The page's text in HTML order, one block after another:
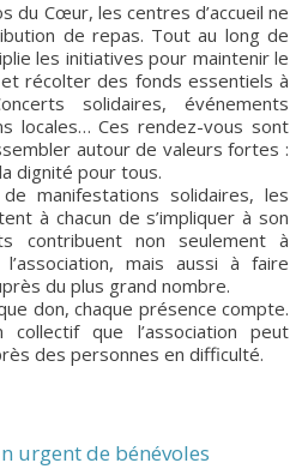
du Cœur, les centres d’accueil ne
de repas. Tout au long de
les initiatives pour maintenir le
récolter des fonds essentiels à
solidaires, événements
locales… Ces rendez-vous sont
autour de valeurs fortes :
dignité pour tous.
manifestations solidaires, les
à chacun de s’impliquer à son
contribuent non seulement à
mais aussi à faire
du plus grand nombre.
don, chaque présence compte.
que l’association peut
des personnes en difficulté.
urgent de bénévoles